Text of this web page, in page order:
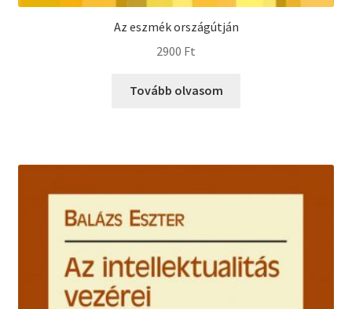
Az eszmék országútján
2900 Ft
Tovább olvasom